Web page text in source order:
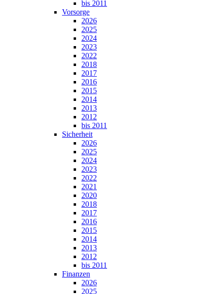
bis 2011
Vorsorge
2026
2025
2024
2023
2022
2018
2017
2016
2015
2014
2013
2012
bis 2011
Sicherheit
2026
2025
2024
2023
2022
2021
2020
2018
2017
2016
2015
2014
2013
2012
bis 2011
Finanzen
2026
2025